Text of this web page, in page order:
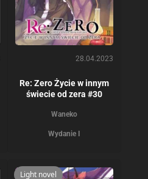
28.04.2023
Re: Zero Życie w innym
świecie od zera #30
Waneko
Wydanie I
Light novel